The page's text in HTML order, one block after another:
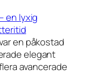
en lyxig
en påkostad
elegant
avancerade